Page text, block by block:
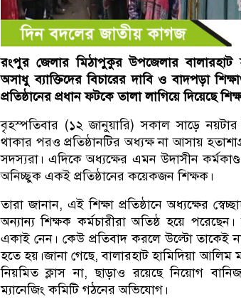
রংপুর জেলার মিঠাপুকুর উপজেলার বালারহাট
অসাধু ব্যাক্তিদের বিচারের দাবি ও বাদপড়া
প্রতিষ্ঠানের প্রধান ফটকে তালা লাগিয়ে দিয়েছে
বৃহস্পতিবার (১২ জানুয়ারি) সকাল সাড়ে
থাকার পরও প্রতিষ্ঠানটির অধ্যক্ষ না আসায়
সদস্যরা। এদিকে অধ্যক্ষের এমন উদাসীন
অনিচ্ছুক একই প্রতিষ্ঠানের কয়েকজন শিক্ষক।
তারা জানান, এই শিক্ষা প্রতিষ্ঠানে অধ্যক্ষের
অন্যান্য শিক্ষক কর্মচারীরা অতিষ্ঠ হয়ে পরেছেন।
একাই নেন। কেউ প্রতিবাদ করলে উল্টো তাকেই
হতে হয়।জানা গেছে, বালারহাট হামিদিয়া আলিম
নিয়মিত ক্লাস না, ছাড়াও রয়েছে নিয়োগ
ম্যানেজিং কমিটি গঠনের অভিযোগ।